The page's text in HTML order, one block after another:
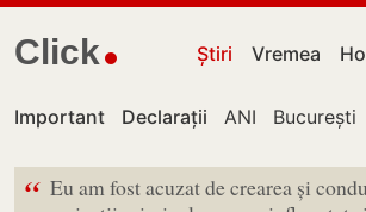
Click Știri Vremea
Important Declarații ANI București
“ Eu am fost acuzat de crearea și